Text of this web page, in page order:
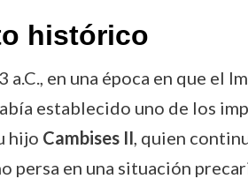
histórico
en una época en que el
establecido uno de los
hijo Cambises II, quien
en una situación